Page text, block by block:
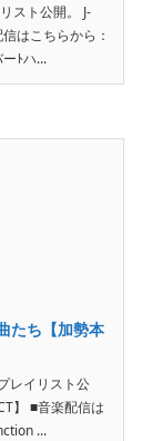
スト公開。 J-
はこちらから：
ﾄハ...
たち【加勢本
レイリスト公
】 ■音楽配信は
...